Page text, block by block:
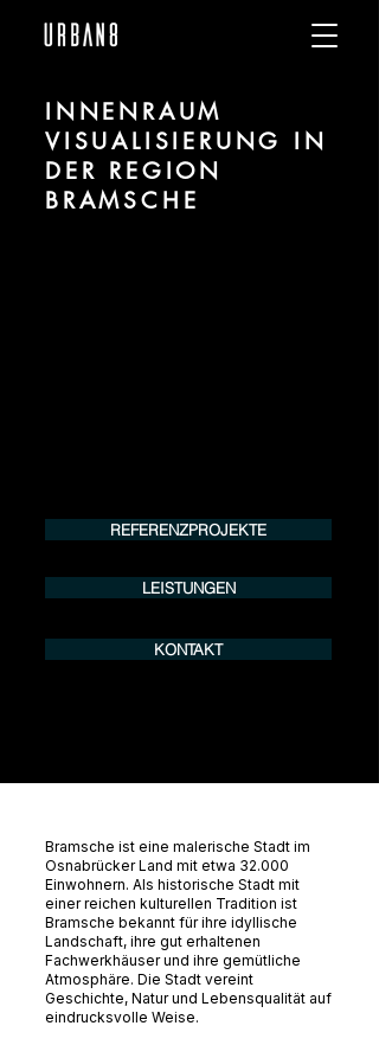
INNENRAUM
VISUALISIERUNG IN
DER REGION
BRAMSCHE
REFERENZPROJEKTE
LEISTUNGEN
KONTAKT
Bramsche ist eine malerische Stadt im
Osnabrücker Land mit etwa 32.000
Einwohnern. Als historische Stadt mit
einer reichen kulturellen Tradition ist
Bramsche bekannt für ihre idyllische
Landschaft, ihre gut erhaltenen
Fachwerkhäuser und ihre gemütliche
Atmosphäre. Die Stadt vereint
Geschichte, Natur und Lebensqualität auf
eindrucksvolle Weise.